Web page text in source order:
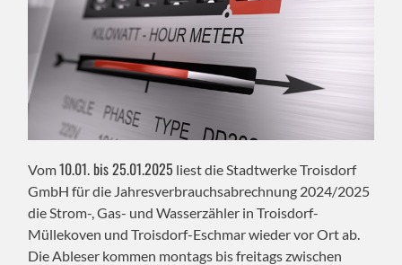
Vom10.01. bis 25.01.2025 liest die Stadtwerke Troisdorf
GmbH für die Jahresverbrauchsabrechnung 2024/2025
die Strom-, Gas- und Wasserzähler in Troisdorf-
Müllekoven und Troisdorf-Eschmar wieder vor Ort ab.
Die Ableser kommen montags bis freitags zwischen